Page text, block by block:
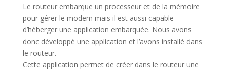
Le routeur embarque un processeur et de la mémoire
pour gérer le modem mais il est aussi capable
d’héberger une application embarquée. Nous avons
donc développé une application et l’avons installé dans
le routeur.
Cette application permet de créer dans le routeur une